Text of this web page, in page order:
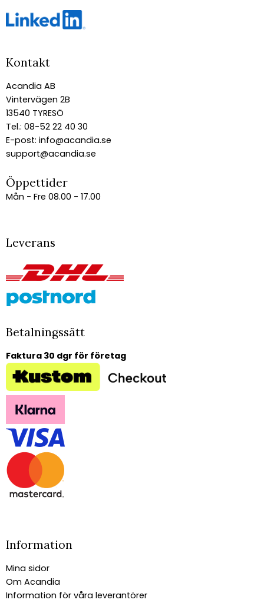
Kontakt
Acandia AB
Vintervägen 2B
13540 TYRESÖ
Tel.: 08-52 22 40 30
E-post: info@acandia.se
support@acandia.se
Öppettider
Mån - Fre 08.00 - 17.00
Leverans
Betalningssätt
Faktura 30 dgr för företag
Information
Mina sidor
Om Acandia
Information för våra leverantörer